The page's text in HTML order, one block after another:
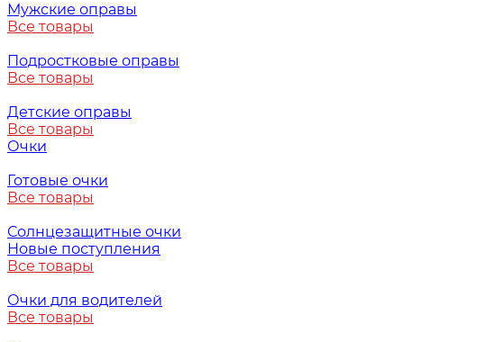
Мужские оправы
Все товары
Подростковые оправы
Все товары
Детские оправы
Все товары
Очки
Готовые очки
Все товары
Солнцезащитные очки
Новые поступления
Все товары
Очки для водителей
Все товары